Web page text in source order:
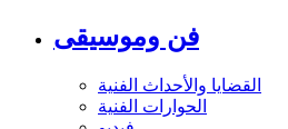
فن وموسيقى
القضايا والأحداث الفنية
الحوارات الفنية